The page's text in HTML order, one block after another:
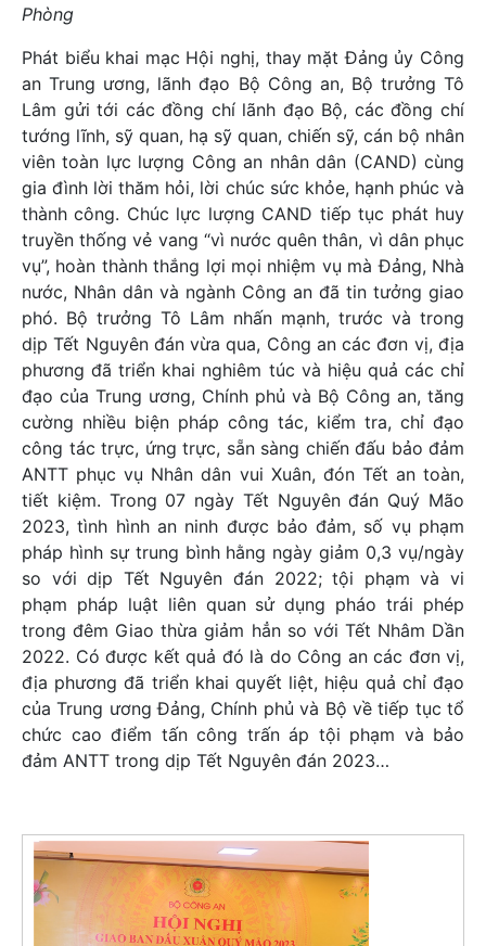
Phòng
Phát biểu khai mạc Hội nghị, thay mặt Đảng ủy Công
an Trung ương, lãnh đạo Bộ Công an, Bộ trưởng Tô
Lâm gửi tới các đồng chí lãnh đạo Bộ, các đồng chí
tướng lĩnh, sỹ quan, hạ sỹ quan, chiến sỹ, cán bộ nhân
viên toàn lực lượng Công an nhân dân (CAND) cùng
gia đình lời thăm hỏi, lời chúc sức khỏe, hạnh phúc và
thành công. Chúc lực lượng CAND tiếp tục phát huy
truyền thống vẻ vang “vì nước quên thân, vì dân phục
vụ”, hoàn thành thắng lợi mọi nhiệm vụ mà Đảng, Nhà
nước, Nhân dân và ngành Công an đã tin tưởng giao
phó. Bộ trưởng Tô Lâm nhấn mạnh, trước và trong
dịp Tết Nguyên đán vừa qua, Công an các đơn vị, địa
phương đã triển khai nghiêm túc và hiệu quả các chỉ
đạo của Trung ương, Chính phủ và Bộ Công an, tăng
cường nhiều biện pháp công tác, kiểm tra, chỉ đạo
công tác trực, ứng trực, sẵn sàng chiến đấu bảo đảm
ANTT phục vụ Nhân dân vui Xuân, đón Tết an toàn,
tiết kiệm. Trong 07 ngày Tết Nguyên đán Quý Mão
2023, tình hình an ninh được bảo đảm, số vụ phạm
pháp hình sự trung bình hằng ngày giảm 0,3 vụ/ngày
so với dịp Tết Nguyên đán 2022; tội phạm và vi
phạm pháp luật liên quan sử dụng pháo trái phép
trong đêm Giao thừa giảm hẳn so với Tết Nhâm Dần
2022. Có được kết quả đó là do Công an các đơn vị,
địa phương đã triển khai quyết liệt, hiệu quả chỉ đạo
của Trung ương Đảng, Chính phủ và Bộ về tiếp tục tổ
chức cao điểm tấn công trấn áp tội phạm và bảo
đảm ANTT trong dịp Tết Nguyên đán 2023…